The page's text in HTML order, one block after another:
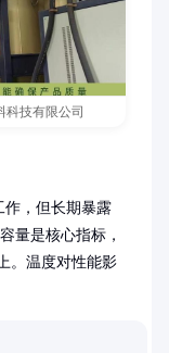
科技有限公司
作，但长期暴露
量是核心指标，
。温度对性能影